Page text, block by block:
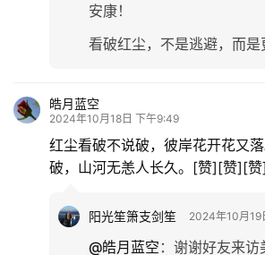
安康！
看破红尘，不是逃避，而是
皓月蓝空
2024年10月18日 下午9:49
红尘看破不说破，彼岸花开花又
破，山河无恙人长久。[赞][赞][
阳光笙箫支剑笙 2024年10月19
@皓月蓝空 ： 谢谢好友来访